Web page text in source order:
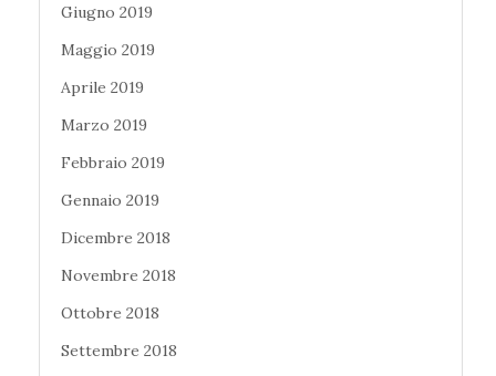
Giugno 2019
Maggio 2019
Aprile 2019
Marzo 2019
Febbraio 2019
Gennaio 2019
Dicembre 2018
Novembre 2018
Ottobre 2018
Settembre 2018